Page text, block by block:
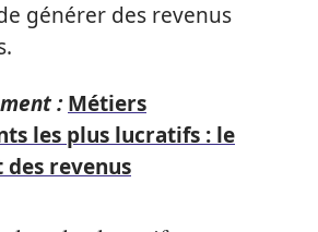
générer des revenus
: Métiers
les plus lucratifs : le
des revenus